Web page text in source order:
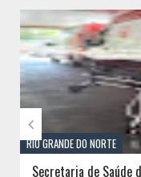
//
RIO GRANDE DO NORTE
Secretaria de Saúde
